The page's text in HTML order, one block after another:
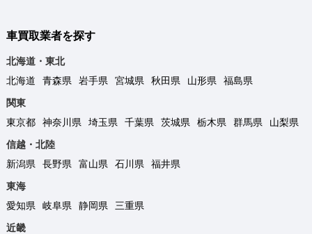
車買取業者を探す
北海道・東北
北海道
青森県 岩手県 宮城県 秋田県 山形県
福島県
関東
東京都
神奈川県 埼玉県 千葉県 茨城県 栃木県 群馬県
山梨県
信越・北陸
新潟県
長野県 富山県 石川県
福井県
東海
愛知県
岐阜県 静岡県
三重県
近畿